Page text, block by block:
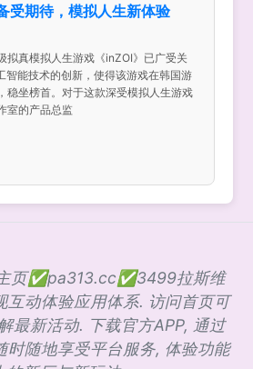
受期待，模拟人生新体验
拟真模拟人生游戏《inZOI》已广受关
智能技术的创新，使得该游戏在韩国游
稳坐榜首。对于这款深受模拟人生游戏
室的产品总监
页✅pa313.cc✅3499拉斯维
互动体验应用体系. 访问首页可
最新活动. 下载官方APP, 通过
时随地享受平台服务, 体验功能